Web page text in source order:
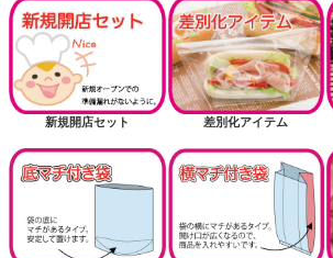
新規開店セット 差別化アイテム